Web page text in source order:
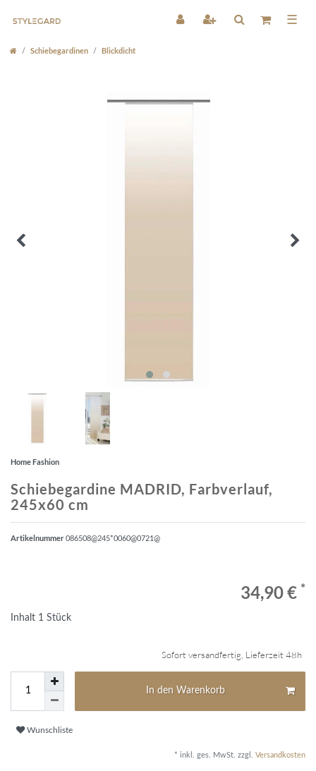
☰
Schiebegardinen Blickdicht
Home Fashion
Schiebegardine MADRID, Farbverlauf,
245x60 cm
Artikelnummer086508@245*0060@0721@
34,90 € *
Inhalt 1 Stück
Sofort versandfertig, Lieferzeit 48h
In den Warenkorb
Wunschliste
* inkl. ges. MwSt. zzgl. Versandkosten